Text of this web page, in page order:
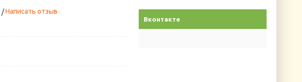
Вконтакте
/Написать отзыв